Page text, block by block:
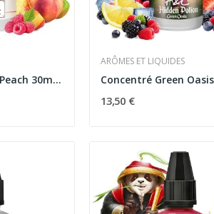
Concentré Queen Peach 30ml Les Créations -...
ARÔMES ET LIQUIDES
13,50 €